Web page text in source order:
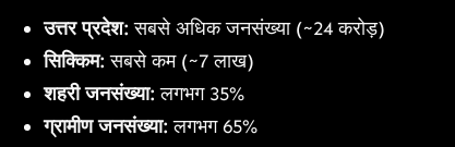
उत्तर प्रदेश: सबसे अधिक जनसंख्या (~24 करोड़)
सिक्किम: सबसे कम (~7 लाख)
शहरी जनसंख्या: लगभग 35%
ग्रामीण जनसंख्या: लगभग 65%